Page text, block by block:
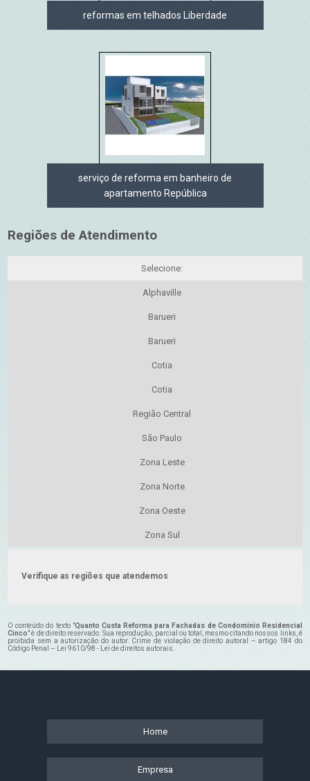
reformas em telhados Liberdade
serviço de reforma em banheiro de
apartamento República
Regiões de Atendimento
Selecione:
Alphaville
Barueri
Barueri
Cotia
Cotia
Região Central
São Paulo
Zona Leste
Zona Norte
Zona Oeste
Zona Sul
Verifique as regiões que atendemos
O conteúdo do texto "Quanto Custa Reforma para Fachadas de Condomínio Residencial
Cinco" é de direito reservado. Sua reprodução, parcial ou total, mesmo citando nossos links, é
proibida sem a autorização do autor. Crime de violação de direito autoral – artigo 184 do
Código Penal –Lei 9610/98 - Lei de direitos autorais.
Home
Empresa